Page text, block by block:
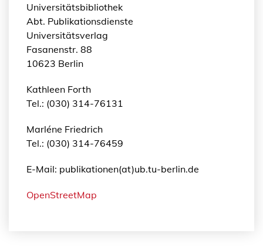
Universitätsbibliothek
Abt. Publikationsdienste
Universitätsverlag
Fasanenstr. 88
10623 Berlin
Kathleen Forth
Tel.: (030) 314-76131
Marléne Friedrich
Tel.: (030) 314-76459
E-Mail: publikationen(at)ub.tu-berlin.de
OpenStreetMap